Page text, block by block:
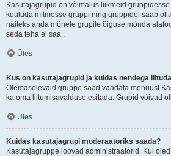
Kasutajagrupid on võimalus liikmeid
kuuluda mitmesse gruppi ning gruppidel saab
näiteks anda mõnele grupile õiguse mõnda
seda teha ei saa..
Üles
Kus on kasutajagrupid ja kuidas nendega
Olemasolevaid gruppe saad vaadata menüüst
ka oma liitumisavalduse esitada. Grupid võivad
Üles
Kuidas kasutajagrupi moderaatoriks saada?
Kasutajagruppe loovad administraatorid. Kui